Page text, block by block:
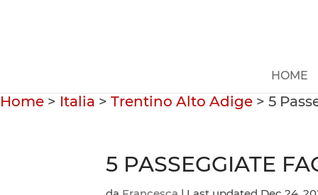
HOME
Home > Italia > Trentino Alto Adige > 5
5 PASSEGGIATE